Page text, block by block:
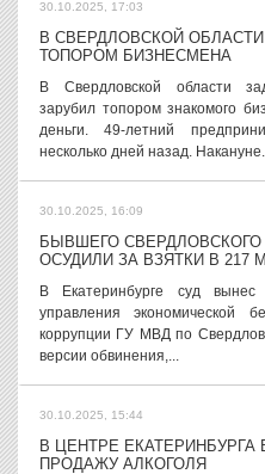
30.10.2025, 17:03
В СВЕРДЛОВСКОЙ
ТОПОРОМ БИЗНЕСМЕНА
В Свердловской области
зарубил топором знакомого
деньги. 49-летний
несколько дней назад.
30.10.2025, 16:09
БЫВШЕГО
ОСУДИЛИ ЗА ВЗЯТКИ В 217
В Екатеринбурге суд вынес
управления экономической
коррупции ГУ МВД по
версии обвинения,...
30.10.2025, 15:44
В ЦЕНТРЕ
ПРОДАЖУ АЛКОГОЛЯ